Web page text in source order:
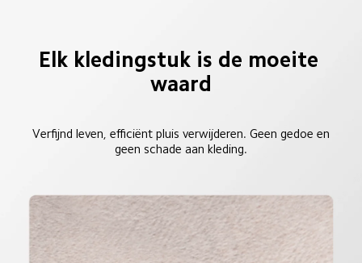
Elk kledingstuk is de moeite
waard
Verfijnd leven, efficiënt pluis verwijderen. Geen gedoe en
geen schade aan kleding.